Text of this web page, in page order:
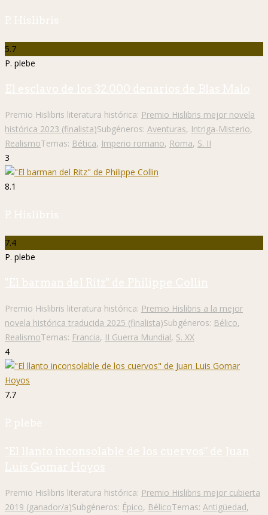
P. Hislibris
5.7
P. plebe
El esclavo de los 32.000 denarios de Blas Malo
Premio Hislibris literatura histórica: Premio Hislibris mejor novela
histórica 2023 (finalista)Subgéneros: Aventuras, Intriga-Misterio,
RealismoTemas: Bética, Imperio romano, Roma, S. II
3
8.1
P. Hislibris
7.4
P. plebe
"El barman del Ritz" de Philippe Collin
Premio Hislibris literatura histórica: Premio Hislibris a la mejor
novela histórica traducida 2025 (finalista)Subgéneros: Bélico,
RealismoTemas: Francia, II Guerra Mundial, S. XX
4
7.7
P. plebe
"El llanto inconsolable de los cuervos" de Juan
Luis Gomar Hoyos
Premio Hislibris literatura histórica: Premio Hislibris mejor cubierta
2019 (ganador/a)Subgéneros: Épico, BélicoTemas: Antigüedad,